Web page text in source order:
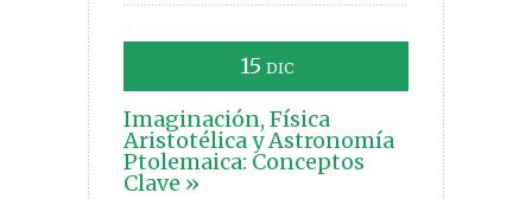
15 DIC
Imaginación, Física
Aristotélica y Astronomía
Ptolemaica: Conceptos
Clave »